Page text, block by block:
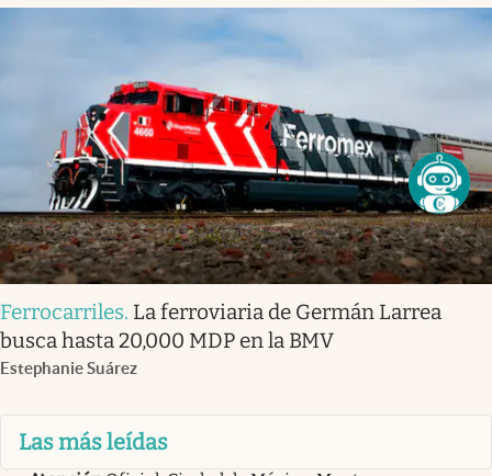
Ferrocarriles. La ferroviaria de Germán Larrea
busca hasta 20,000 MDP en la BMV
Estephanie Suárez
Las más leídas